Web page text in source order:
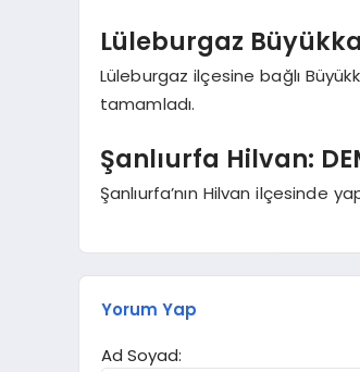
Lüleburgaz
Lüleburgaz ilçesine bağlı
tamamladı.
Şanlıurfa Hilvan:
Şanlıurfa’nın Hilvan ilçesinde
Yorum Yap
Ad Soyad: